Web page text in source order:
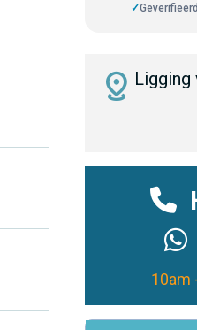
✓
distance Ligging
10am